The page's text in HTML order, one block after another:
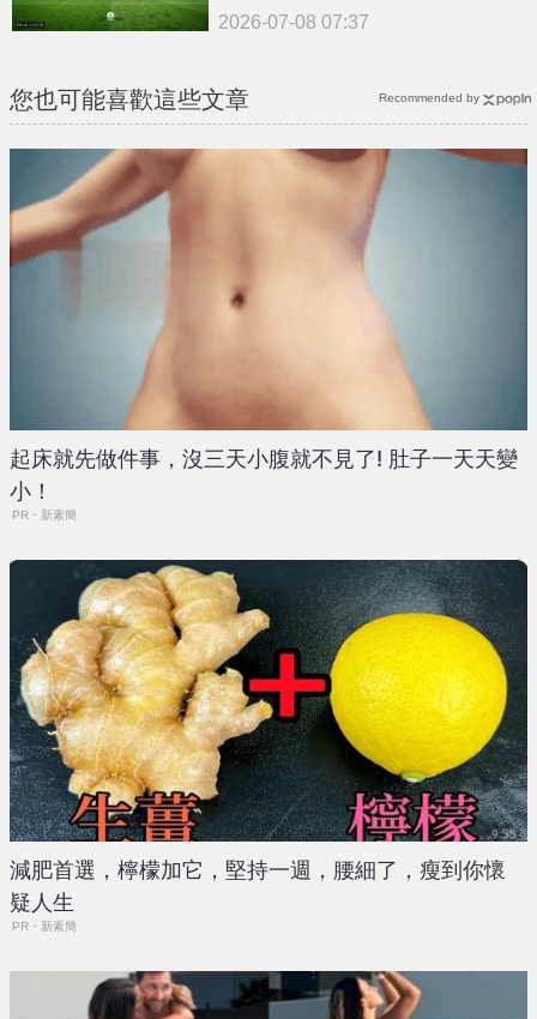
2026-07-08 07:37
您也可能喜歡這些文章
起床就先做件事，沒三天小腹就不見了! 肚子一天天變
小！
PR・新素簡
減肥首選，檸檬加它，堅持一週，腰細了，瘦到你懷
疑人生
PR・新素簡
Recommended by